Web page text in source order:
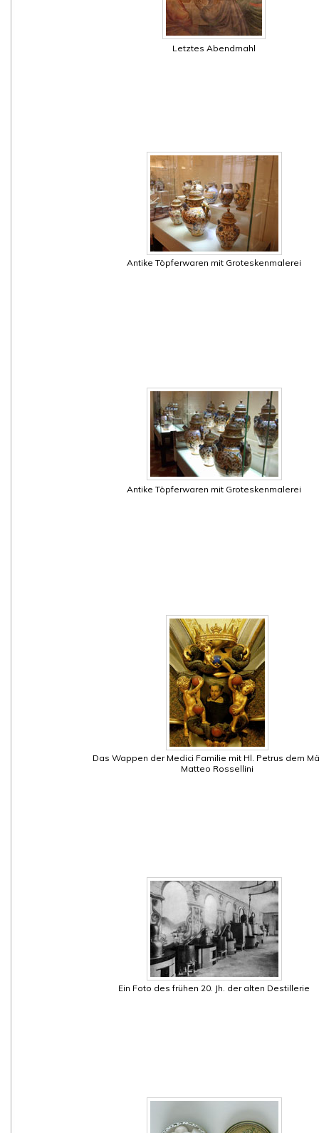
Letztes Abendmahl
Antike Töpferwaren mit Groteskenmalerei
Antike Töpferwaren mit Groteskenmalerei
Das Wappen der Medici Familie mit Hl. Petrus dem
Matteo Rossellini
Ein Foto des frühen 20. Jh. der alten Destillerie